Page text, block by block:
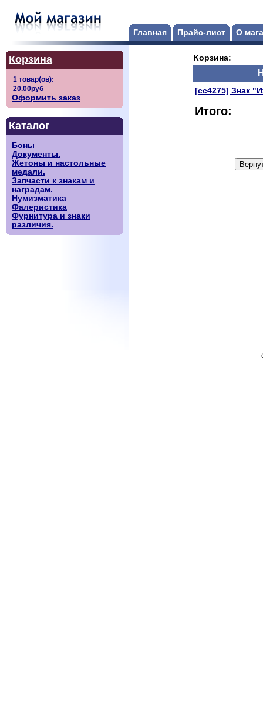
Главная Прайс-лист О
Корзина
Оформить заказ
Каталог
Боны
Документы.
Жетоны и настольные
медали.
Запчасти к знакам и
наградам.
Нумизматика
Фалеристика
Фурнитура и знаки
различия.
Корзина:
[сс4275] Знак
Итого: